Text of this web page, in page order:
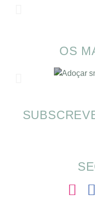
OS
SOMP (SOP): 5